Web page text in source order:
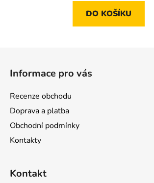
DO KOŠÍKU
Informace pro vás
Recenze obchodu
Doprava a platba
Obchodní podmínky
Kontakty
Kontakt